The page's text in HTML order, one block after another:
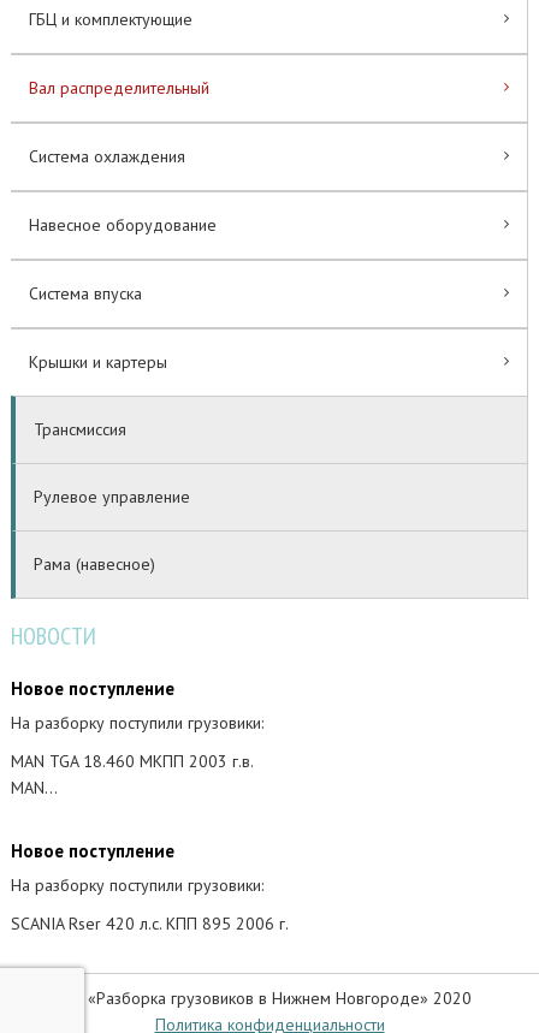
ГБЦ и комплектующие
Вал распределительный
Система охлаждения
Навесное оборудование
Система впуска
Крышки и картеры
Трансмиссия
Рулевое управление
Рама (навесное)
НОВОСТИ
Новое поступление
На разборку поступили грузовики:
MAN TGA 18.460 МКПП 2003 г.в.
MAN…
Новое поступление
На разборку поступили грузовики:
SCANIA Rser 420 л.с. КПП 895 2006 г.
© «Разборка грузовиков в Нижнем Новгороде» 2020
Политика конфиденциальности